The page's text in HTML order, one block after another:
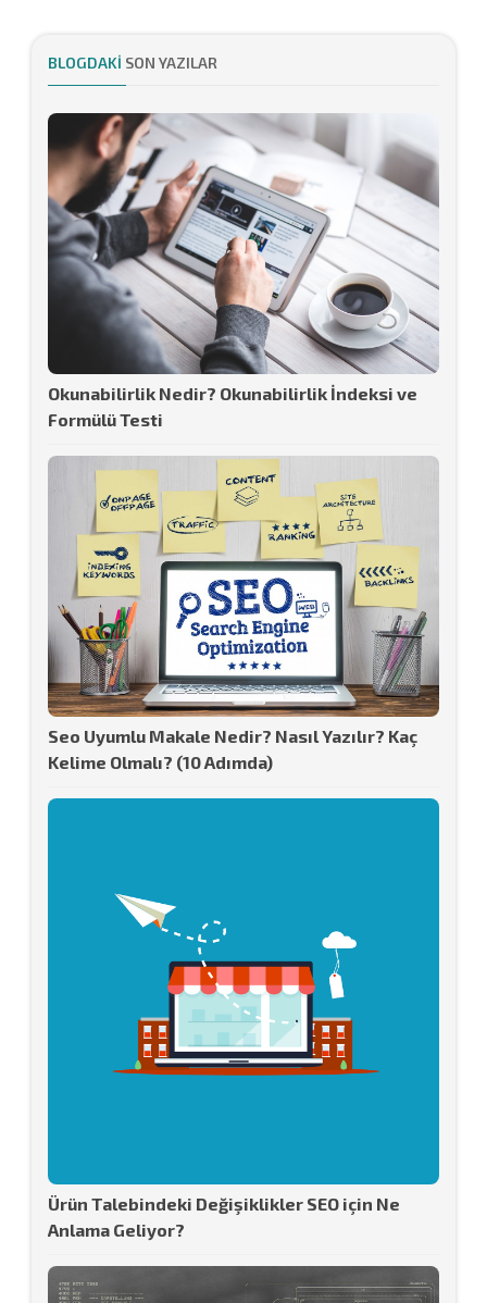
BLOGDAKI SON YAZILAR
Okunabilirlik Nedir? Okunabilirlik İndeksi ve
Formülü Testi
Seo Uyumlu Makale Nedir? Nasıl Yazılır? Kaç
Kelime Olmalı? (10 Adımda)
Ürün Talebindeki Değişiklikler SEO için Ne
Anlama Geliyor?